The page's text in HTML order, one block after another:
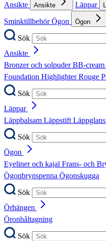
Ansikte
Ansikte Läppar
SminktillbehörÖgon Ögon
Sök
Ansikte
Bronzer och solpuderBB-cream
Foundation HighlighterRouge
Sök
Läppar
Läppbalsam LäppstiftLäppglans
Sök
Ögon
Eyeliner och kajal Frans- och
Ögonbrynspenna Ögonskugga
Sök
Örhängen
Öronhåltagning
Sök